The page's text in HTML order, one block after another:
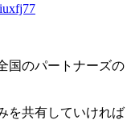
国のパートナーズの
を共有していければ